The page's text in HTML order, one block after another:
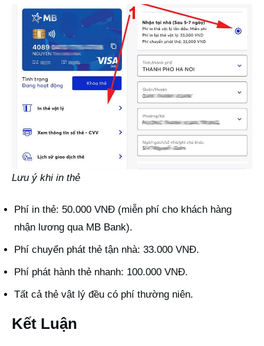
Lưu ý khi in thẻ
Phí in thẻ: 50.000 VNĐ (miễn phí cho khách hàng
nhận lương qua MB Bank).
Phí chuyển phát thẻ tận nhà: 33.000 VNĐ.
Phí phát hành thẻ nhanh: 100.000 VNĐ.
Tất cả thẻ vật lý đều có phí thường niên.
Kết Luận